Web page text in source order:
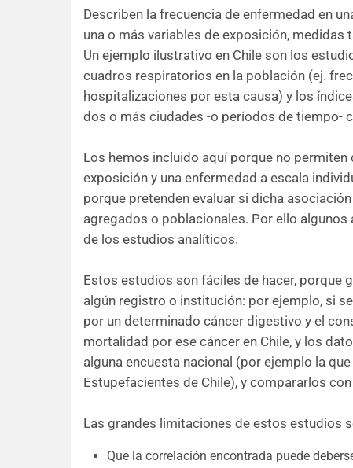
Describen la frecuencia de enfermedad en
una o más variables de exposición,
Un ejemplo ilustrativo en Chile son los
cuadros respiratorios en la población (ej.
hospitalizaciones por esta causa) y los
dos o más ciudades -o períodos de tiempo-
Los hemos incluido aquí porque no
exposición y una enfermedad a escala
porque pretenden evaluar si dicha
agregados o poblacionales. Por ello
de los estudios analíticos.
Estos estudios son fáciles de hacer, porque
algún registro o institución: por ejemplo, si
por un determinado cáncer digestivo y el
mortalidad por ese cáncer en Chile, y los
alguna encuesta nacional (por ejemplo la
Estupefacientes de Chile), y compararlos
Las grandes limitaciones de estos estudios
Que la correlación encontrada puede